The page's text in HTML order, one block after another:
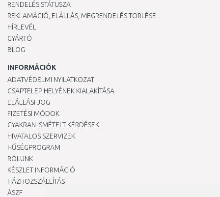
RENDELÉS STÁTUSZA
REKLAMÁCIÓ, ELÁLLÁS, MEGRENDELÉS TÖRLÉSE
HÍRLEVÉL
GYÁRTÓ
BLOG
INFORMÁCIÓK
ADATVÉDELMI NYILATKOZAT
CSAPTELEP HELYÉNEK KIALAKÍTÁSA
ELÁLLÁSI JOG
FIZETÉSI MÓDOK
GYAKRAN ISMÉTELT KÉRDÉSEK
HIVATALOS SZERVIZEK
HŰSÉGPROGRAM
RÓLUNK
KÉSZLET INFORMÁCIÓ
HÁZHOZSZÁLLÍTÁS
ÁSZF